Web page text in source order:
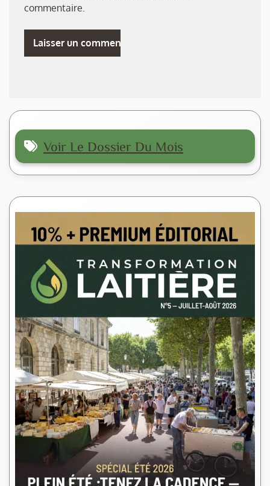
commentaire.
Voir Le Dossier Du Mois